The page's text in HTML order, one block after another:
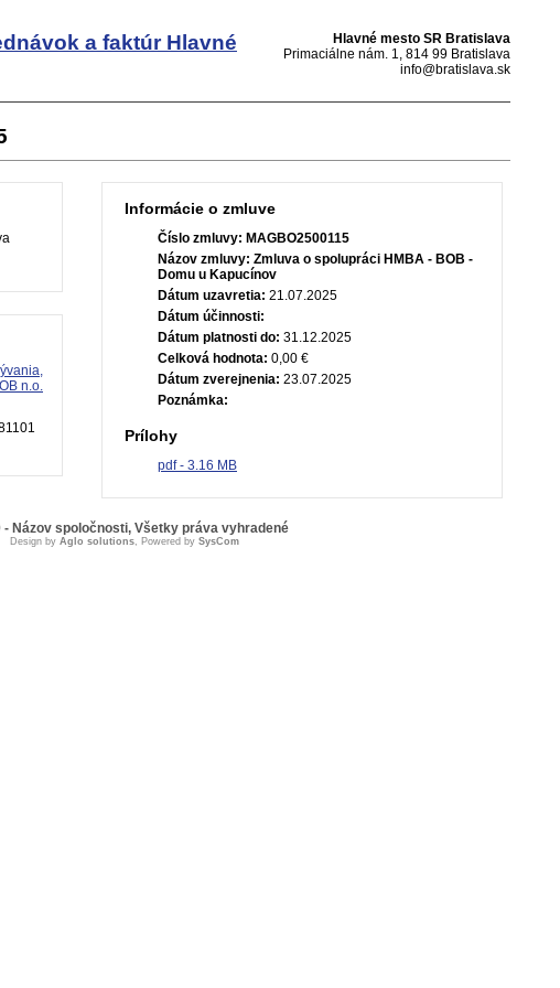
a faktúr Hlavné
Hlavné mesto SR Bratislava
Primaciálne nám. 1, 814 99 Bratislava
info@bratislava.sk
n.o.
Informácie o zmluve
Číslo zmluvy: MAGBO2500115
Názov zmluvy: Zmluva o spolupráci HMBA - BOB -
Domu u Kapucínov
Dátum uzavretia: 21.07.2025
Dátum účinnosti:
Dátum platnosti do: 31.12.2025
Celková hodnota: 0,00 €
Dátum zverejnenia: 23.07.2025
Poznámka:
Prílohy
pdf - 3.16 MB
- Názov spoločnosti, Všetky práva vyhradené
Design by Aglo solutions, Powered by SysCom